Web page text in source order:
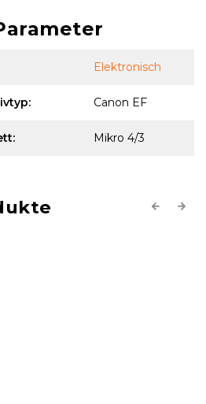
Elektronisch
: Canon EF
: Mikro 4/3
Previous
Next